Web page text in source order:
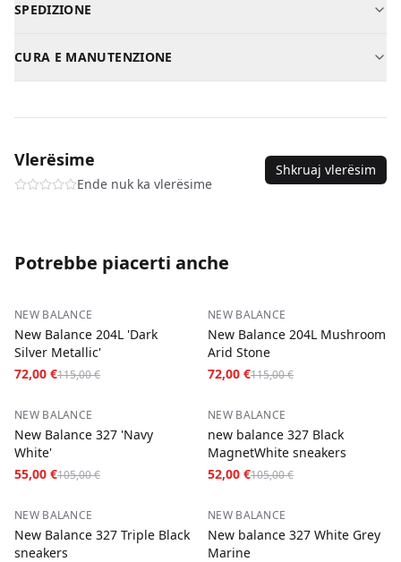
Modello
SPEDIZIONE
Albania—3-5 giorni—5,00 €
CURA E MANUTENZIONE
Vlerësime
Ende nuk ka vlerësime
Shkruaj vlerësim
Potrebbe piacerti anche
−37%
NEW BALANCE
New Balance 204L 'Dark
Silver Metallic'
72,00 €115,00 €
−37%
NEW BALANCE
New Balance 204L Mushroom
Arid Stone
72,00 €115,00 €
−48%
NEW BALANCE
New Balance 327 'Navy
White'
55,00 €105,00 €
−50%
NEW BALANCE
new balance 327 Black
MagnetWhite sneakers
52,00 €105,00 €
−41%
NEW BALANCE
New Balance 327 Triple Black
sneakers
−40%
NEW BALANCE
New balance 327 White Grey
Marine